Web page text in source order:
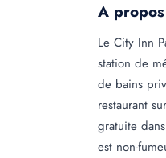
A
Le City Inn
station de
de bains
restaurant
gratuite
est non-